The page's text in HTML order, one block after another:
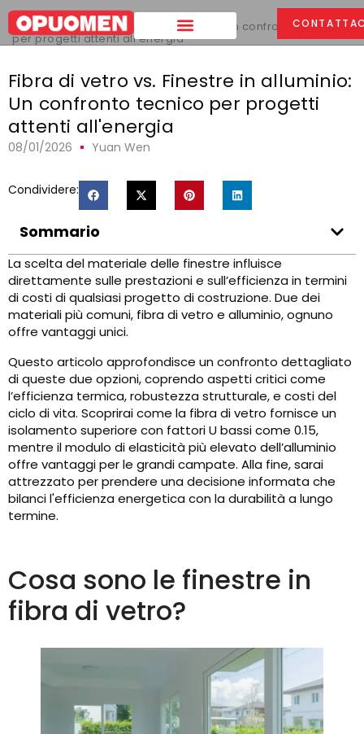
Casa >
Fibra di vetro vs. Finestre in alluminio: Un confronto tecnico
per progetti attenti all'energia
Fibra di vetro vs. Finestre in alluminio:
Un confronto tecnico per progetti
attenti all'energia
08/01/2026 Yuan Wen
Condividere:
Sommario
La scelta del materiale delle finestre influisce
direttamente sulle prestazioni e sull’efficienza in termini
di costi di qualsiasi progetto di costruzione. Due dei
materiali più comuni, fibra di vetro e alluminio, ognuno
offre vantaggi unici.
Questo articolo approfondisce un confronto dettagliato
di queste due opzioni, coprendo aspetti critici come
l’efficienza termica, robustezza strutturale, e costi del
ciclo di vita. Scoprirai come la fibra di vetro fornisce un
isolamento superiore con fattori U bassi come 0.15,
mentre il modulo di elasticità più elevato dell’alluminio
offre vantaggi per le grandi campate. Alla fine, sarai
attrezzato per prendere una decisione informata che
bilanci l'efficienza energetica con la durabilità a lungo
termine.
Cosa sono le finestre in
fibra di vetro?